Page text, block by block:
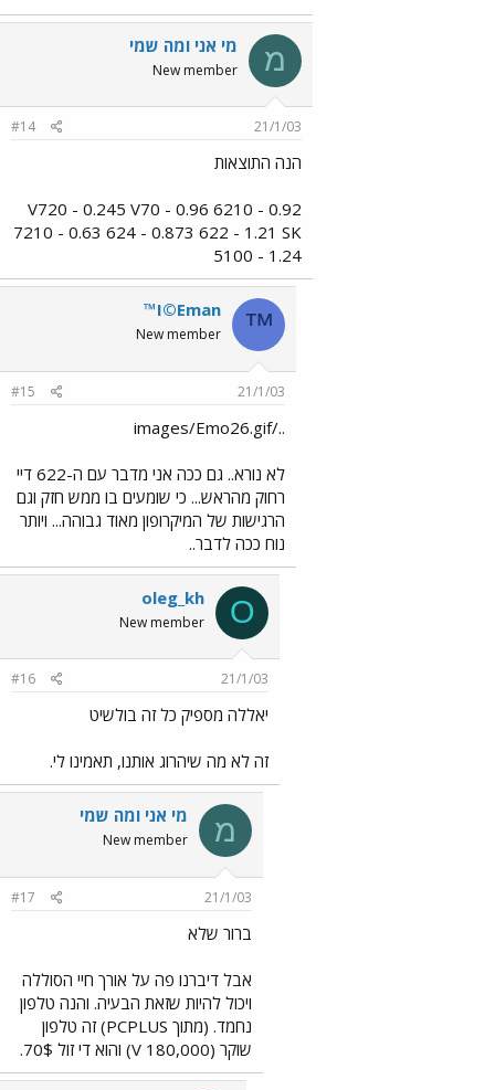
מ מי אני ומה שמי
New member
21/1/03
#14
הנה התוצאות
V720 - 0.245 V70 - 0.96 6210 - 0.92
7210 - 0.63 624 - 0.873 622 - 1.21 SK
5100 - 1.24
™
™I©Eman
New member
21/1/03
#15
../images/Emo26.gif
לא נורא.. גם ככה אני מדבר עם ה-622 דיי
רחוק מהראש... כי שומעים בו ממש חזק וגם
הרגישות של המיקרופון מאוד גבוהה... ויותר
נוח ככה לדבר..
O
oleg_kh
New member
21/1/03
#16
יאללה מספיק כל זה בולשיט
זה לא מה שיהרוג אותנו, תאמינו לי.
מ מי אני ומה שמי
New member
21/1/03
#17
ברור שלא
אבל דיברנו פה על אורך חיי הסוללה
ויכול להיות שזאת הבעיה. והנה טלפון
נחמד. (מתוך PCPLUS) זה טלפון
שוקר (180,000 V) והוא די זול 70$.